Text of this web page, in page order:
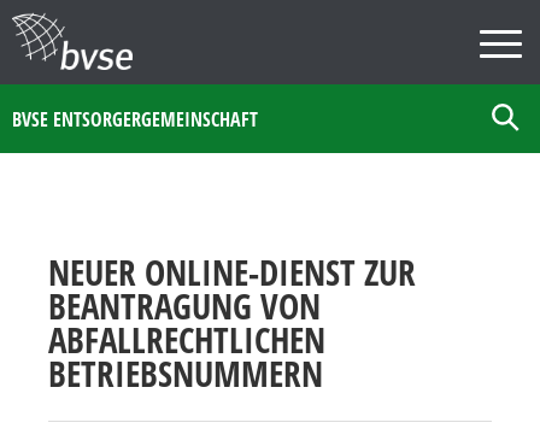
BVSE ENTSORGERGEMEINSCHAFT
NEUER ONLINE-DIENST ZUR
BEANTRAGUNG VON
ABFALLRECHTLICHEN
BETRIEBSNUMMERN